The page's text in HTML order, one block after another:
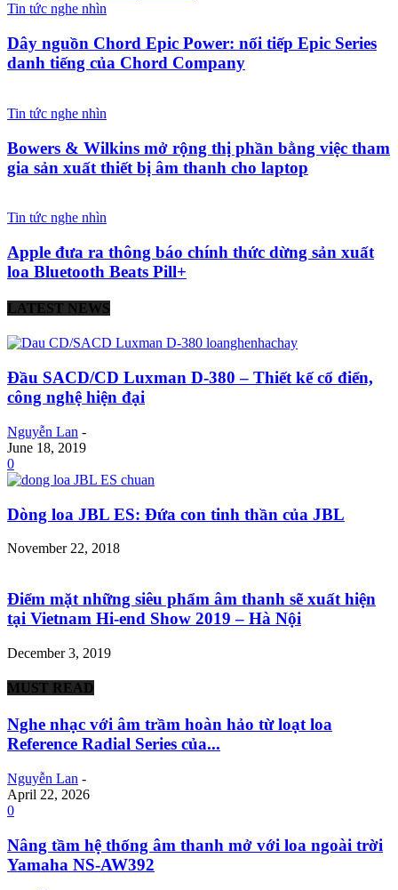
Tin tức nghe nhìn
Dây nguồn Chord Epic Power: nối tiếp Epic Series
danh tiếng của Chord Company
Tin tức nghe nhìn
Bowers & Wilkins mở rộng thị phần bằng việc tham
gia sản xuất thiết bị âm thanh cho laptop
Tin tức nghe nhìn
Apple đưa ra thông báo chính thức dừng sản xuất
loa Bluetooth Beats Pill+
LATEST NEWS
Đầu SACD/CD Luxman D-380 – Thiết kế cổ điển,
công nghệ hiện đại
Nguyễn Lan -
June 18, 2019
0
Dòng loa JBL ES: Đứa con tinh thần của JBL
November 22, 2018
Điểm mặt những siêu phẩm âm thanh sẽ xuất hiện
tại Vietnam Hi-end Show 2019 – Hà Nội
December 3, 2019
MUST READ
Nghe nhạc với âm trầm hoàn hảo từ loạt loa
Reference Radial Series của...
Nguyễn Lan -
April 22, 2026
0
Nâng tầm hệ thống âm thanh mở với loa ngoài trời
Yamaha NS-AW392